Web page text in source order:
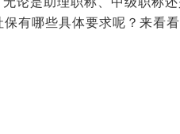
有哪些具体要求呢？来看